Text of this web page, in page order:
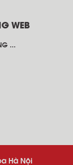
WEB
...
Hà Nội